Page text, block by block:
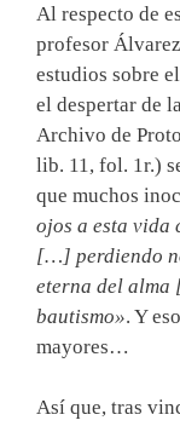
Al respecto de
profesor
estudios sobre
el despertar de
Archivo de
lib. 11, fol. 1r.)
que muchos
ojos a esta vida
[…] perdiendo
eterna del
bautismo». Y
mayores…
Así que, tras